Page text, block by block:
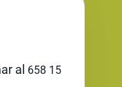
al 658 15